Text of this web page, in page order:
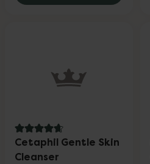
4.8 av 5 i omdöme
Cetaphil Gentle Skin
Cleanser